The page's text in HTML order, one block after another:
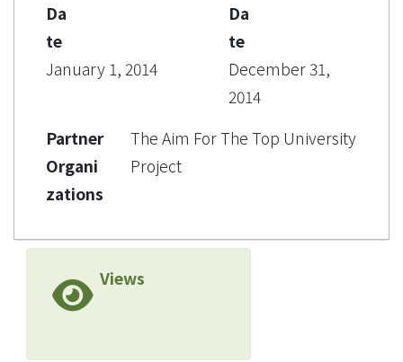
Da
te
January 1, 2014
Da
te
December 31,
2014
Partner
Organi
zations
The Aim For The Top University
Project
Views